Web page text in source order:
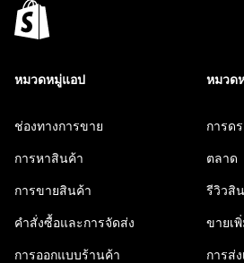
หมวดหมู่แอป
ช่องทางการขาย
การหาสินค้า
การขายสินค้า
คำสั่งซื้อและการจัดส่ง
การออกแบบร้านค้า
หมวด
การด
ตลาด
รีวิวสิ
ขายเ
การส่